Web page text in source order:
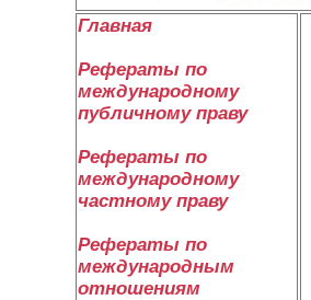
Главная
Рефераты по
международному
публичному праву
Рефераты по
международному
частному праву
Рефераты по
международным
отношениям